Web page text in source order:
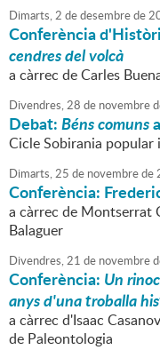
Dimarts,2 dedesembrede
Conferència
cendres del volcà
a càrrec de Carles
Divendres,28 de novembre
Debat:Béns comuns
Cicle Sobirania popular
Dimarts,25 de novembrede
Conferència:
a càrrec de Montserrat
Balaguer
Divendres,21 de novembre
Conferència: Un
anys d'una troballa
a càrrec d'Isaac
de Paleontologia